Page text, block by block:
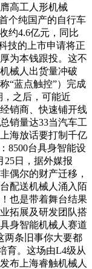
高工人形机械
个纯国产的自行车
约4.6亿元，同比
技的上市申请将正
为本钱跟投。这不
械人出货量冲破
“蓝点触控”）完成
，之后，可能近
销商、快速铺开线
销量达33当汽车工
海放话要打制千亿
8500台具身智能设
25日，据外媒报
偶尔的财产迁移，
配送机械人涌入陌
也是带着舞台结果
拓展及研发团队搭
身智能机械人赛道
两条旧事你大要都
育。这场由L4级从
布上海睿触机械人